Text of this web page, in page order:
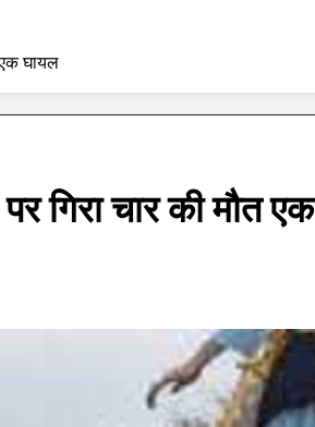
एक घायल
गिरा चार की मौत एक